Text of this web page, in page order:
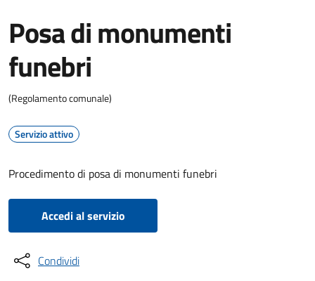
Posa di monumenti
funebri
(Regolamento comunale)
Servizio attivo
Procedimento di posa di monumenti funebri
Accedi al servizio
Condividi